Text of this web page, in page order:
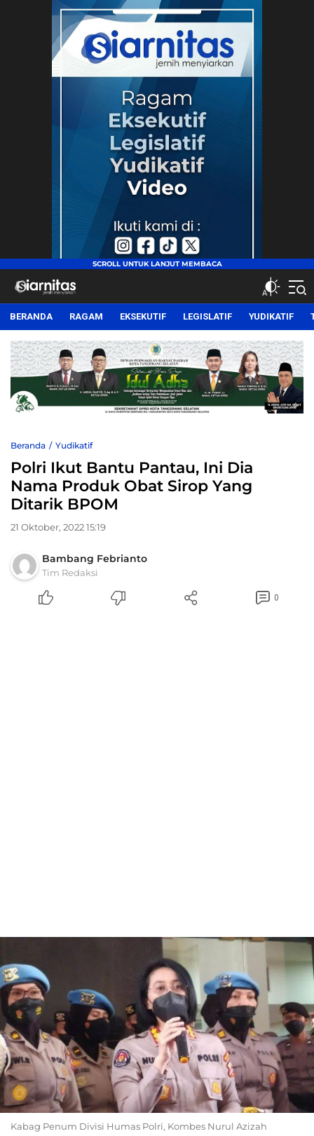
siarnitas
Jernih Menyiarkan
BERANDA RAGAM EKSEKUTIF LEGISLATIF YUDIKATIF
Beranda Yudikatif
Polri Ikut Bantu Pantau, Ini Dia
Nama Produk Obat Sirop Yang
Ditarik BPOM
21 Oktober, 2022 15:19
Bambang Febrianto
Tim Redaksi
0
Kabag Penum Divisi Humas Polri, Kombes Nurul Azizah